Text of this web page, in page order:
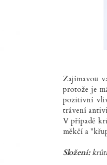
Zajímavou
protože je
pozitivní
trávení
V případě
měkčí a
Složení: